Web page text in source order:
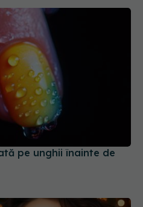
pe unghii înainte de